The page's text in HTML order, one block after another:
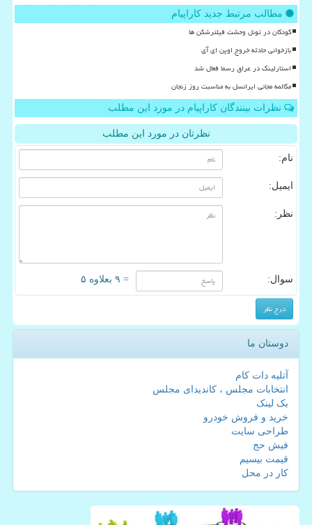
مطالب مرتبط جدید کاراپیام
کودکان در تونل وحشت فیلترشکن ها
بازخوانی حادثه خروج اوپن ای آی
استارلینک در عراق رسما فعال شد
مکالمه مجانی ایرانسل به مناسبت روز زنجان
نظرات بینندگان کاراپیام در مورد این مطلب
نظرتان در مورد این مطلب
نام:
ایمیل:
نظر:
سوال: = ۹ بعلاوه ۵
دوستان ما
آتلیه دات کام
انتخابات مجلس ، کاندیدای مجلس
بک لینک
خرید و فروش خودرو
طراحی سایت
فیش حج
قیمت بیسیم
کار در محل